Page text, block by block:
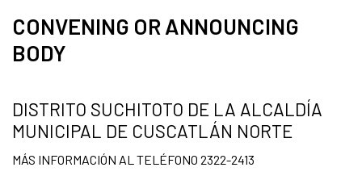
CONVENING OR ANNOUNCING
BODY
DISTRITO SUCHITOTO DE LA ALCALDÍA
MUNICIPAL DE CUSCATLÁN NORTE
MÁS INFORMACIÓN AL TELÉFONO 2322-2413